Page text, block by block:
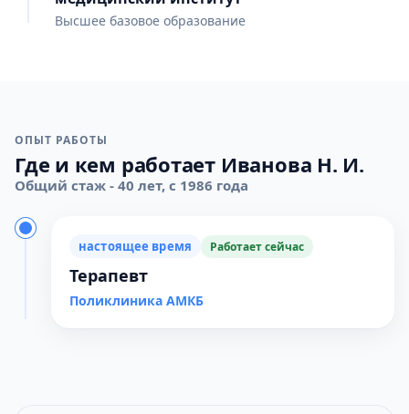
Высшее базовое образование
ОПЫТ РАБОТЫ
Где и кем работает Иванова Н. И.
Общий стаж - 40 лет, с 1986 года
настоящее время Работает сейчас
Терапевт
Поликлиника АМКБ